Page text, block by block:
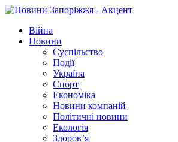
Війна
Новини
Суспільство
Події
Україна
Спорт
Економіка
Новини компаній
Політичні новини
Екологія
Здоров’я